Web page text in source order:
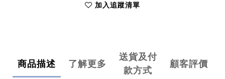
加入追蹤清單
商品描述 了解更多
送貨及付
款方式
顧客評價